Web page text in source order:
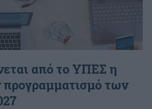
από το ΥΠΕΣ η
προγραμματισμό των